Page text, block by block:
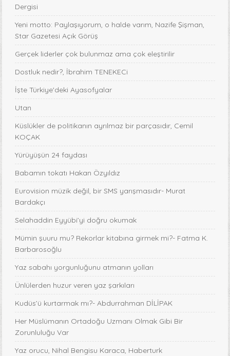
Dergisi
Yeni motto: Paylaşıyorum, o halde varım, Nazife Şişman,
Star Gazetesi Açık Görüş
Gerçek liderler çok bulunmaz ama çok eleştirilir
Dostluk nedir?, İbrahim TENEKECi
İşte Türkiye'deki Ayasofyalar
Utan
Küslükler de politikanın ayrılmaz bir parçasıdır, Cemil
KOÇAK
Yürüyüşün 24 faydası
Babamın tokatı Hakan Özyıldız
Eurovision müzik değil, bir SMS yarışmasıdır- Murat
Bardakçı
Selahaddin Eyyübi’yi doğru okumak
Mümin şuuru mu? Rekorlar kitabına girmek mi?- Fatma K.
Barbarosoğlu
Yaz sabahı yorgunluğunu atmanın yolları
Ünlülerden huzur veren yaz şarkıları
Kudüs’ü kurtarmak mı?- Abdurrahman DİLİPAK
Her Müslümanın Ortadoğu Uzmanı Olmak Gibi Bir
Zorunluluğu Var
Yaz orucu, Nihal Bengisu Karaca, Haberturk